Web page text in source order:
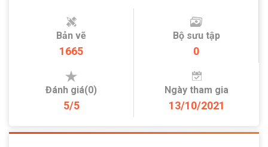
Bản vẽ
1665
Bộ sưu tập
0
Đánh giá(0)
5/5
Ngày tham gia
13/10/2021